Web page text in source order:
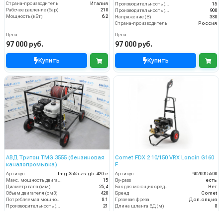
Страна-производитель
Италия
Рабочее давление (бар)
210
Мощность (кВт)
6.2
Цена
97 000 руб.
Купить
Производительность (л/мин)
15
Производительность (л/ч)
900
Напряжение (В)
380
Страна-производитель
Россия
Цена
97 000 руб.
Купить
АВД Тритон TMG 3555 (бензиновая
каналопромывка)
Артикул
tmg-3555-zs-gb-420-e
15
Диаметр вала (мм)
25,4
Объем двигателя (см3)
420
8.1
21
Comet FDX 2 10/150 VRX Loncin G160
F
Артикул
9020015500
By-pass
есть
Нет
Бренд
Comet
Грязевая фреза
Доп.опция
Длина шланга ВД (м)
8